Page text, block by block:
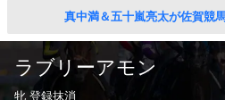
真中満＆五十嵐亮太が佐賀競
ラブリーアモン
牝 登録抹消